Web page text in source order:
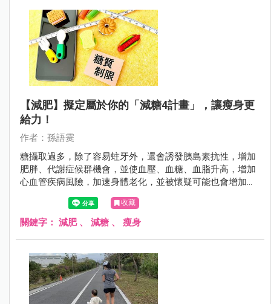
【減肥】擬定屬於你的「減糖4計畫」，讓瘦身更
給力！
作者：孫語霙
糖攝取過多，除了容易蛀牙外，還會誘發胰島素抗性，增加
肥胖、代謝症候群機會，並使血壓、血糖、血脂升高，增加
心血管疾病風險，加速身體老化，並被懷疑可能也會增加癌
收藏
關鍵字： 減肥、 減糖 、 瘦身